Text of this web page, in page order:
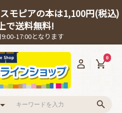
モピアの本は1,100円(税込)
で送料無料!
17:00となります
0